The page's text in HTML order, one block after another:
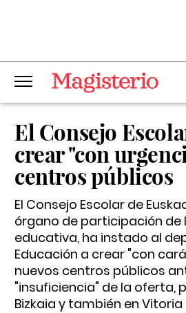
El Consejo
crear "con
centros públicos
El Consejo Escolar de
órgano de participación de
educativa, ha instado al
Educación a crear "con
nuevos centros públicos
"insuficiencia" de la oferta,
Bizkaia y también en Vitoria